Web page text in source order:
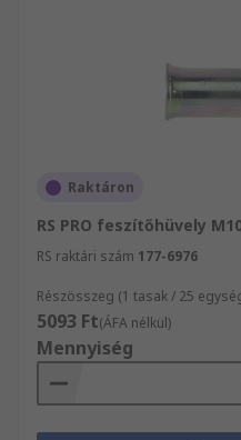
Raktáron
RS PRO feszítőhüvely
RS raktári szám 177-6976
Részösszeg (1 tasak / 25
5093 Ft(ÁFA nélkül)
Mennyiség